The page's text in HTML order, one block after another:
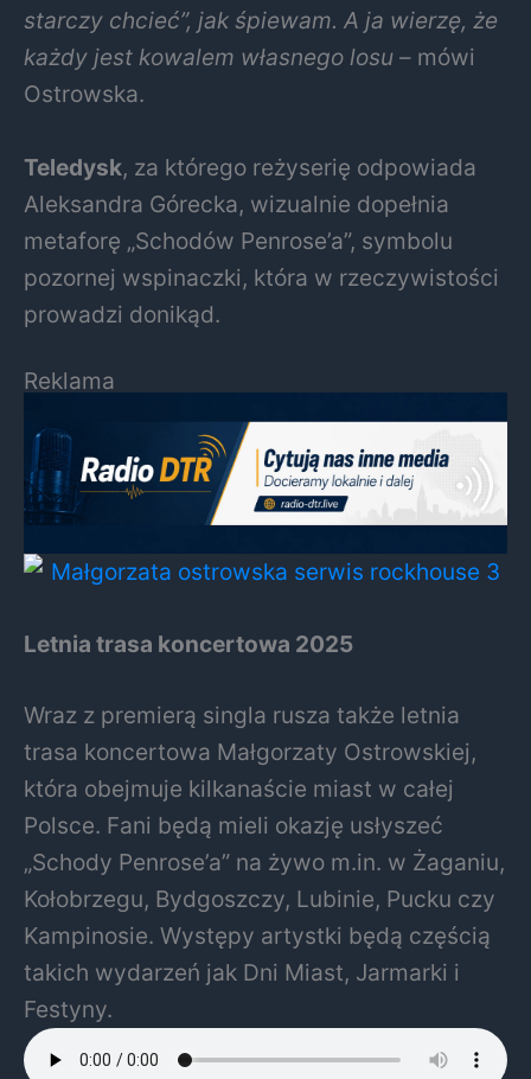
starczy chcieć”, jak śpiewam. A ja wierzę, że
każdy jest kowalem własnego losu – mówi
Ostrowska.
Teledysk, za którego reżyserię odpowiada
Aleksandra Górecka, wizualnie dopełnia
metaforę „Schodów Penrose’a”, symbolu
pozornej wspinaczki, która w rzeczywistości
prowadzi donikąd.
Reklama
Letnia trasa koncertowa 2025
Wraz z premierą singla rusza także letnia
trasa koncertowa Małgorzaty Ostrowskiej,
która obejmuje kilkanaście miast w całej
Polsce. Fani będą mieli okazję usłyszeć
„Schody Penrose’a” na żywo m.in. w Żaganiu,
Kołobrzegu, Bydgoszczy, Lubinie, Pucku czy
Kampinosie. Występy artystki będą częścią
takich wydarzeń jak Dni Miast, Jarmarki i
Festyny.